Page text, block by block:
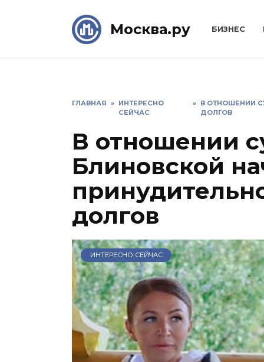
Москва.ру БИЗНЕС
ГЛАВНАЯ » ИНТЕРЕСНО
СЕЙЧАС
» В ОТНОШЕНИИ
ДОЛГОВ
В отношении
Блиновской
долгов
ИНТЕРЕСНО СЕЙЧАС